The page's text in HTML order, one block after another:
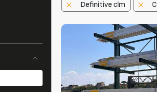
Definitive clm